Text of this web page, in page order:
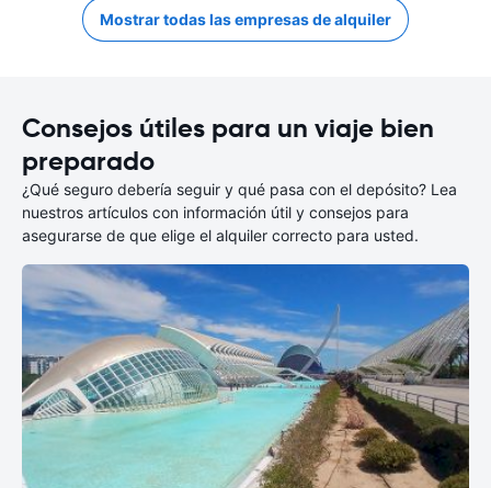
Mostrar todas las empresas de alquiler
Consejos útiles para un viaje bien
preparado
¿Qué seguro debería seguir y qué pasa con el depósito? Lea
nuestros artículos con información útil y consejos para
asegurarse de que elige el alquiler correcto para usted.